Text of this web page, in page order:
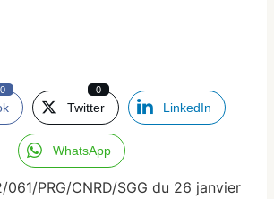
0
Twitter
0
LinkedIn
WhatsApp
PRG/CNRD/SGG du 26 janvier